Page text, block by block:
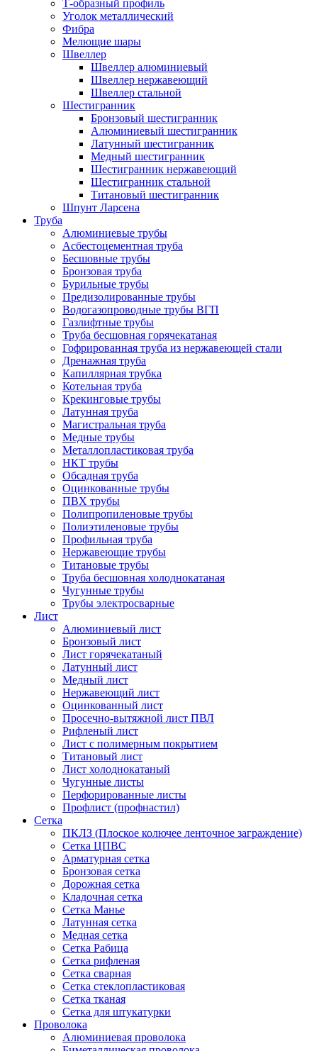
Т-образный профиль
Уголок металлический
Фибра
Мелющие шары
Швеллер
Швеллер алюминиевый
Швеллер нержавеющий
Швеллер стальной
Шестигранник
Бронзовый шестигранник
Алюминиевый шестигранник
Латунный шестигранник
Медный шестигранник
Шестигранник нержавеющий
Шестигранник стальной
Титановый шестигранник
Шпунт Ларсена
Труба
Алюминиевые трубы
Асбестоцементная труба
Бесшовные трубы
Бронзовая труба
Бурильные трубы
Предизолированные трубы
Водогазопроводные трубы ВГП
Газлифтные трубы
Труба бесшовная горячекатаная
Гофрированная труба из нержавеющей стали
Дренажная труба
Капиллярная трубка
Котельная труба
Крекинговые трубы
Латунная труба
Магистральная труба
Медные трубы
Металлопластиковая труба
НКТ трубы
Обсадная труба
Оцинкованные трубы
ПВХ трубы
Полипропиленовые трубы
Полиэтиленовые трубы
Профильная труба
Нержавеющие трубы
Титановые трубы
Труба бесшовная холоднокатаная
Чугунные трубы
Трубы электросварные
Лист
Алюминиевый лист
Бронзовый лист
Лист горячекатаный
Латунный лист
Медный лист
Нержавеющий лист
Оцинкованный лист
Просечно-вытяжной лист ПВЛ
Рифленый лист
Лист с полимерным покрытием
Титановый лист
Лист холоднокатаный
Чугунные листы
Перфорированные листы
Профлист (профнастил)
Сетка
ПКЛЗ (Плоское колючее ленточное заграждение)
Сетка ЦПВС
Арматурная сетка
Бронзовая сетка
Дорожная сетка
Кладочная сетка
Сетка Манье
Латунная сетка
Медная сетка
Сетка Рабица
Сетка рифленая
Сетка сварная
Сетка стеклопластиковая
Сетка тканая
Сетка для штукатурки
Проволока
Алюминиевая проволока